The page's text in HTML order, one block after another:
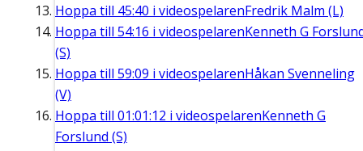
Hoppa till 45:40 i videospelarenFredrik Malm (L)
Hoppa till 54:16 i videospelarenKenneth G
(S)
Hoppa till 59:09 i videospelarenHåkan Svenneling
(V)
Hoppa till 01:01:12 i videospelarenKenneth G
Forslund (S)